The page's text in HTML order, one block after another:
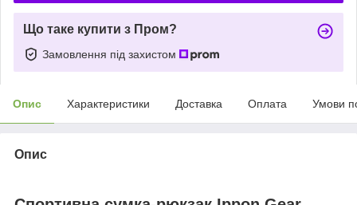
Що таке купити з Пром?
Замовлення під захистом
Опис Характеристики Доставка Оплата Умови
Опис